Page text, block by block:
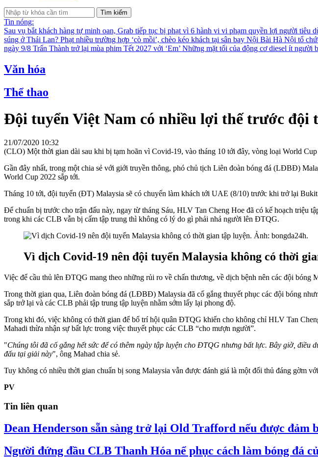
Tìm kiếm
Tin nóng:
Sau vụ bắt khách hàng tự minh oan, Grab tiếp tục bị phạt vì 6 hành vi vi phạm quyền lợi người tiêu
súng ở Thái Lan? Phạt nhiều trường hợp ‘cò mồi’, chèo kéo khách tại sân bay Nội Bài Hà Nội tổ
ngày 9/8 Trấn Thành trở lại mùa phim Tết 2027 với ‘Em’ Những mặt tối của động cơ diesel ít người
Văn hóa
Thể thao
Đội tuyển Việt Nam có nhiều lợi thế trước đội
21/07/2020 10:32
(CLO) Một thời gian dài sau khi bị tạm hoãn vì Covid-19, vào tháng 10 tới đây, vòng loại World
Gần đây nhất, trong một chia sẻ với giới truyền thông, phó chủ tịch Liên đoàn bóng đá (LĐBĐ)
World Cup 2022 sắp tới.
Tháng 10 tới, đội tuyển (ĐT) Malaysia sẽ có chuyến làm khách tới UAE (8/10) trước khi trở lại
Để chuẩn bị trước cho trận đấu này, ngay từ tháng Sáu, HLV Tan Cheng Hoe đã có kế hoạch
trong khi các CLB vẫn bị cấm tập trung thì không có lý do gì phải nhả người lên ĐTQG.
Vì dịch Covid-19 nên đội tuyển Malaysia không có thời
Việc để cầu thủ lên ĐTQG mang theo những rủi ro về chấn thương, về dịch bệnh nên các đội
Trong thời gian qua, Liên đoàn bóng đá (LĐBĐ) Malaysia đã cố gắng thuyết phục các đội bóng
sắp trở lại và các CLB phải tập trung tập luyện nhằm sớm lấy lại phong độ.
Trong khi đó, việc không có thời gian để bố trí hội quân ĐTQG khiến cho không chỉ HLV Tan
Mahadi thừa nhận sự bất lực trong việc thuyết phục các CLB “cho mượn người”.
"Chúng tôi đã cố gắng hết sức để có thêm ngày tập luyện cho ĐTQG nhưng bất lực. Bây giờ,
đấu tại giải này", ông Mahad chia sẻ.
Tuy không có nhiều thời gian chuẩn bị song Malaysia vẫn được đánh giá là một đối thủ đáng gờm
PV
Tin liên quan
Dean Henderson sẵn sàng trở lại Old Trafford nếu được đảm
Người đứng đầu CLB Thanh Hóa nể phục cách làm bóng đá